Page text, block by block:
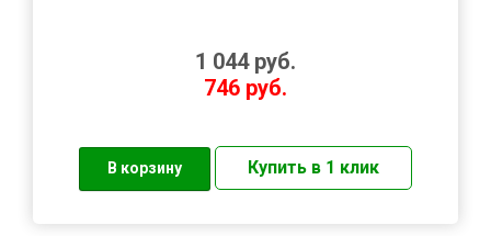
1 044 руб.
746 руб.